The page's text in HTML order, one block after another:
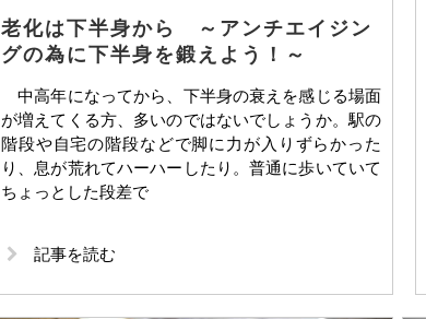
老化は下半身から ～アンチエイジン
グの為に下半身を鍛えよう！～
中高年になってから、下半身の衰えを感じる場面
が増えてくる方、多いのではないでしょうか。駅の
階段や自宅の階段などで脚に力が入りずらかった
り、息が荒れてハーハーしたり。普通に歩いていて
ちょっとした段差で
記事を読む